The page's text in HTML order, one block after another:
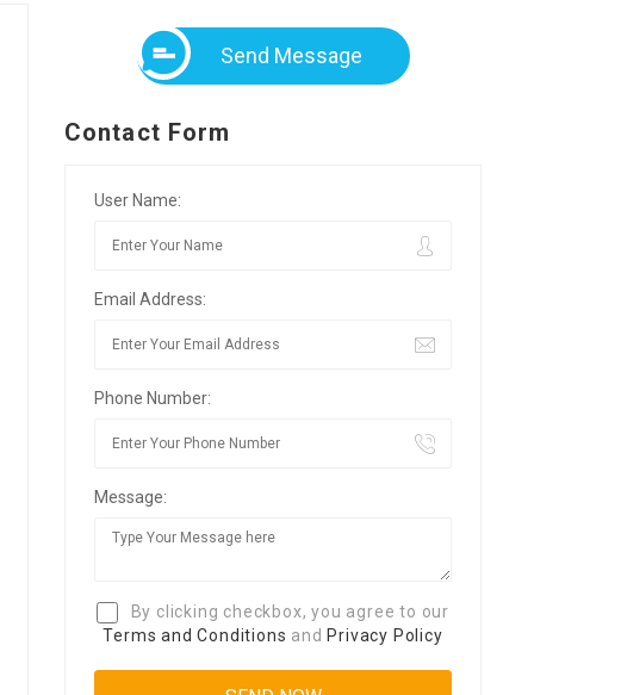
Send Message
Contact Form
User Name:
Email Address:
Phone Number:
Message:
By clicking checkbox, you agree to our
Terms and Conditions and Privacy Policy